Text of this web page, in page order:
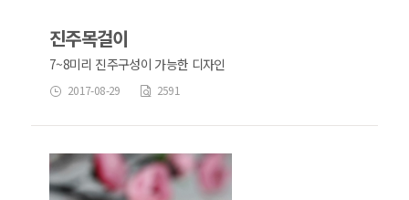
진주목걸이
7~8미리 진주구성이 가능한 디자인
2017-08-29 2591